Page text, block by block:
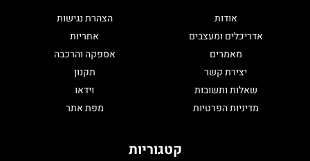
אודות
אדריכלים ומעצבים
מאמרים
יצירת קשר
שאלות ותשובות
מדיניות הפרטיות
הצהרת נגישות
אחריות
אספקה והרכבה
תקנון
וידאו
מפת אתר
קטגוריות